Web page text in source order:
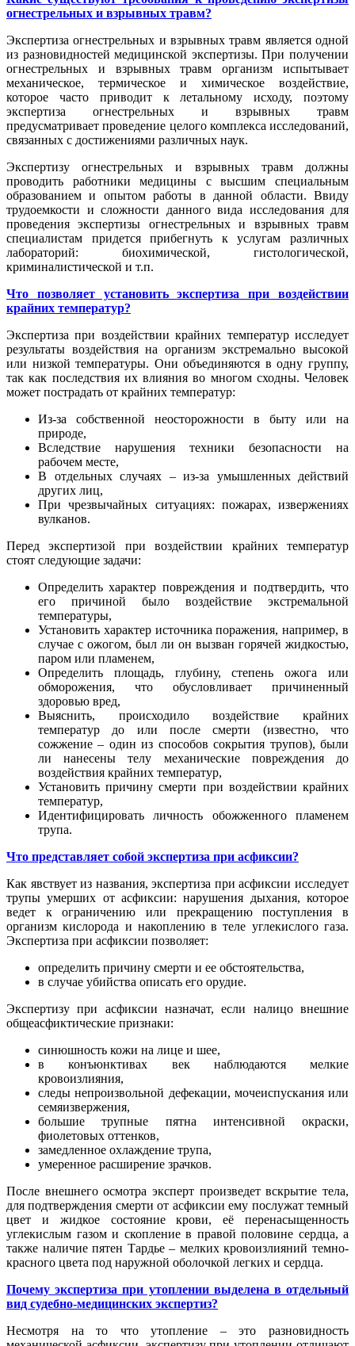
огнестрельных и взрывных травм?
Экспертиза огнестрельных и взрывных травм является одной
из разновидностей медицинской экспертизы. При получении
огнестрельных и взрывных травм организм испытывает
механическое, термическое и химическое воздействие,
которое часто приводит к летальному исходу, поэтому
экспертиза огнестрельных и взрывных травм
предусматривает проведение целого комплекса исследований,
связанных с достижениями различных наук.
Экспертизу огнестрельных и взрывных травм должны
проводить работники медицины с высшим специальным
образованием и опытом работы в данной области. Ввиду
трудоемкости и сложности данного вида исследования для
проведения экспертизы огнестрельных и взрывных травм
специалистам придется прибегнуть к услугам различных
лабораторий: биохимической, гистологической,
криминалистической и т.п.
Что позволяет установить экспертиза при воздействии
крайних температур?
Экспертиза при воздействии крайних температур исследует
результаты воздействия на организм экстремально высокой
или низкой температуры. Они объединяются в одну группу,
так как последствия их влияния во многом сходны. Человек
может пострадать от крайних температур:
Из-за собственной неосторожности в быту или на
природе,
Вследствие нарушения техники безопасности на
рабочем месте,
В отдельных случаях – из-за умышленных действий
других лиц,
При чрезвычайных ситуациях: пожарах, извержениях
вулканов.
Перед экспертизой при воздействии крайних температур
стоят следующие задачи:
Определить характер повреждения и подтвердить, что
его причиной было воздействие экстремальной
температуры,
Установить характер источника поражения, например, в
случае с ожогом, был ли он вызван горячей жидкостью,
паром или пламенем,
Определить площадь, глубину, степень ожога или
обморожения, что обусловливает причиненный
здоровью вред,
Выяснить, происходило воздействие крайних
температур до или после смерти (известно, что
сожжение – один из способов сокрытия трупов), были
ли нанесены телу механические повреждения до
воздействия крайних температур,
Установить причину смерти при воздействии крайних
температур,
Идентифицировать личность обожженного пламенем
трупа.
Что представляет собой экспертиза при асфиксии?
Как явствует из названия, экспертиза при асфиксии исследует
трупы умерших от асфиксии: нарушения дыхания, которое
ведет к ограничению или прекращению поступления в
организм кислорода и накоплению в теле углекислого газа.
Экспертиза при асфиксии позволяет:
определить причину смерти и ее обстоятельства,
в случае убийства описать его орудие.
Экспертизу при асфиксии назначат, если налицо внешние
общеасфиктические признаки:
синюшность кожи на лице и шее,
в конъюнктивах век наблюдаются мелкие
кровоизлияния,
следы непроизвольной дефекации, мочеиспускания или
семяизвержения,
большие трупные пятна интенсивной окраски,
фиолетовых оттенков,
замедленное охлаждение трупа,
умеренное расширение зрачков.
После внешнего осмотра эксперт произведет вскрытие тела,
для подтверждения смерти от асфиксии ему послужат темный
цвет и жидкое состояние крови, её перенасыщенность
углекислым газом и скопление в правой половине сердца, а
также наличие пятен Тардье – мелких кровоизлияний темно-
красного цвета под наружной оболочкой легких и сердца.
Почему экспертиза при утоплении выделена в отдельный
вид судебно-медицинских экспертиз?
Несмотря на то что утопление – это разновидность